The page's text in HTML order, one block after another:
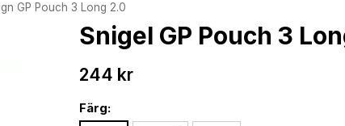
GP Pouch 3 Long 2.0
Snigel GP Pouch 3
244 kr
Färg: